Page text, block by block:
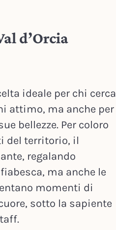
d’Orcia
ideale per chi cerca
attimo, ma anche per
bellezze. Per coloro
del territorio, il
regalando
ma anche le
momenti di
sotto la sapiente